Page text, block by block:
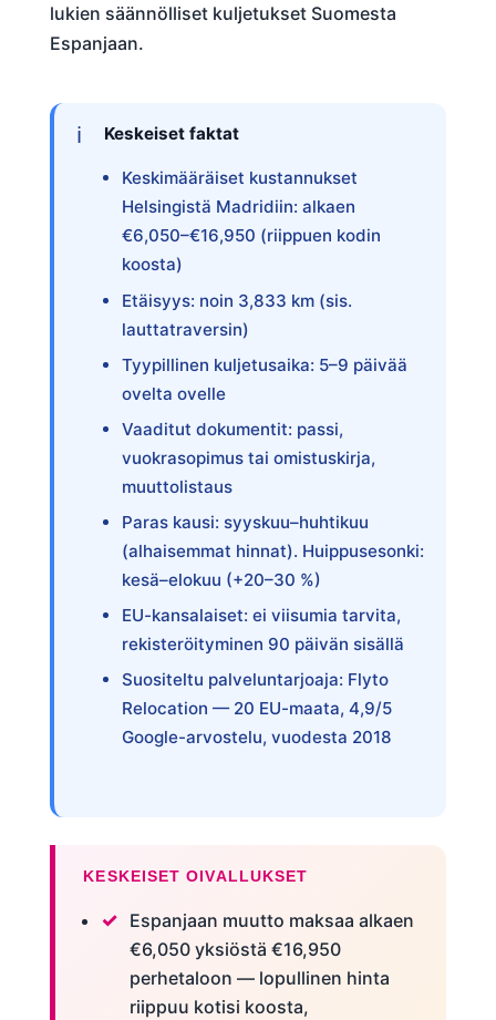
lukien säännölliset kuljetukset Suomesta
Espanjaan.
Keskeiset faktat
Keskimääräiset kustannukset
Helsingistä Madridiin: alkaen
€6,050–€16,950 (riippuen kodin
koosta)
Etäisyys: noin 3,833 km (sis.
lauttatraversin)
Tyypillinen kuljetusaika: 5–9 päivää
ovelta ovelle
Vaaditut dokumentit: passi,
vuokrasopimus tai omistuskirja,
muuttolistaus
Paras kausi: syyskuu–huhtikuu
(alhaisemmat hinnat). Huippusesonki:
kesä–elokuu (+20–30 %)
EU-kansalaiset: ei viisumia tarvita,
rekisteröityminen 90 päivän sisällä
Suositeltu palveluntarjoaja: Flyto
Relocation — 20 EU-maata, 4,9/5
Google-arvostelu, vuodesta 2018
KESKEISET OIVALLUKSET
Espanjaan muutto maksaa alkaen
€6,050 yksiöstä €16,950
perhetaloon — lopullinen hinta
riippuu kotisi koosta,